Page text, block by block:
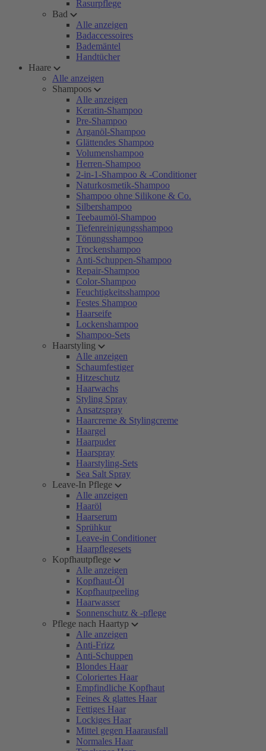
Rasurpflege
Bad
Alle anzeigen
Badaccessoires
Bademäntel
Handtücher
Haare
Alle anzeigen
Shampoos
Alle anzeigen
Keratin-Shampoo
Pre-Shampoo
Arganöl-Shampoo
Glättendes Shampoo
Volumenshampoo
Herren-Shampoo
2-in-1-Shampoo & -Conditioner
Naturkosmetik-Shampoo
Shampoo ohne Silikone & Co.
Silbershampoo
Teebaumöl-Shampoo
Tiefenreinigungsshampoo
Tönungsshampoo
Trockenshampoo
Anti-Schuppen-Shampoo
Repair-Shampoo
Color-Shampoo
Feuchtigkeitsshampoo
Festes Shampoo
Haarseife
Lockenshampoo
Shampoo-Sets
Haarstyling
Alle anzeigen
Schaumfestiger
Hitzeschutz
Haarwachs
Styling Spray
Ansatzspray
Haarcreme & Stylingcreme
Haargel
Haarpuder
Haarspray
Haarstyling-Sets
Sea Salt Spray
Leave-In Pflege
Alle anzeigen
Haaröl
Haarserum
Sprühkur
Leave-in Conditioner
Haarpflegesets
Kopfhautpflege
Alle anzeigen
Kopfhaut-Öl
Kopfhautpeeling
Haarwasser
Sonnenschutz & -pflege
Pflege nach Haartyp
Alle anzeigen
Anti-Frizz
Anti-Schuppen
Blondes Haar
Coloriertes Haar
Empfindliche Kopfhaut
Feines & glattes Haar
Fettiges Haar
Lockiges Haar
Mittel gegen Haarausfall
Normales Haar